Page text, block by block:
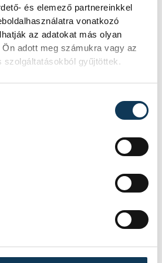
és elemező partnereinkkel
vonatkozó
az adatokat más olyan
adott meg számukra vagy az
szolgáltatásokból gyűjtöttek.